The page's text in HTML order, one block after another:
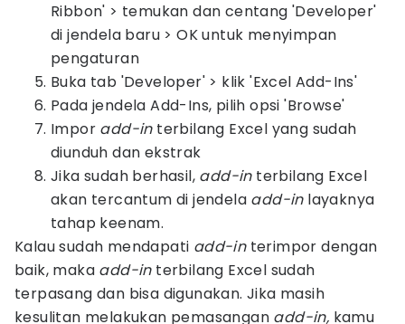
Ribbon' > temukan dan centang 'Developer'
di jendela baru > OK untuk menyimpan
pengaturan
Buka tab 'Developer' > klik 'Excel Add-Ins'
Pada jendela Add-Ins, pilih opsi 'Browse'
Impor add-in terbilang Excel yang sudah
diunduh dan ekstrak
Jika sudah berhasil, add-in terbilang Excel
akan tercantum di jendela add-inlayaknya
tahap keenam.
Kalau sudah mendapati add-interimpor dengan
baik, maka add-interbilang Excel sudah
terpasang dan bisa digunakan. Jika masih
kesulitan melakukan pemasangan add-in, kamu